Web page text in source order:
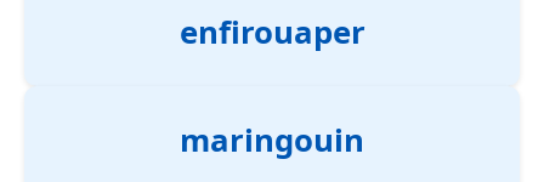
enfirouaper
maringouin